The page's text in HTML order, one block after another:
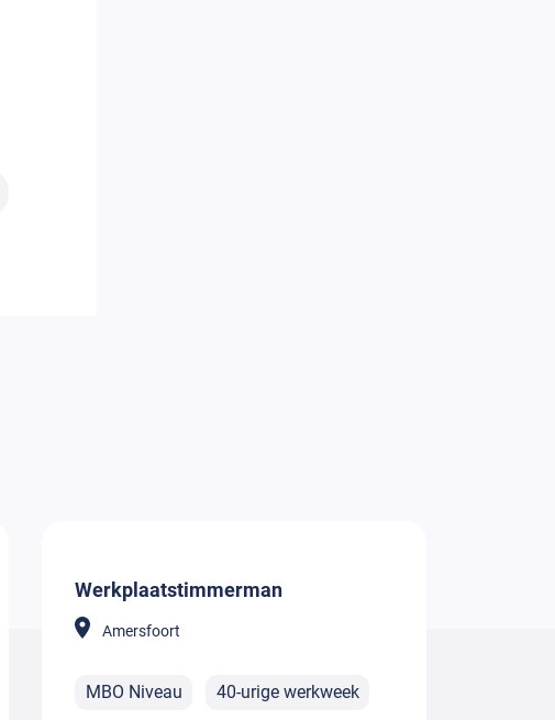
Werkplaatstimmerman
Amersfoort
MBO Niveau 40-urige werkweek